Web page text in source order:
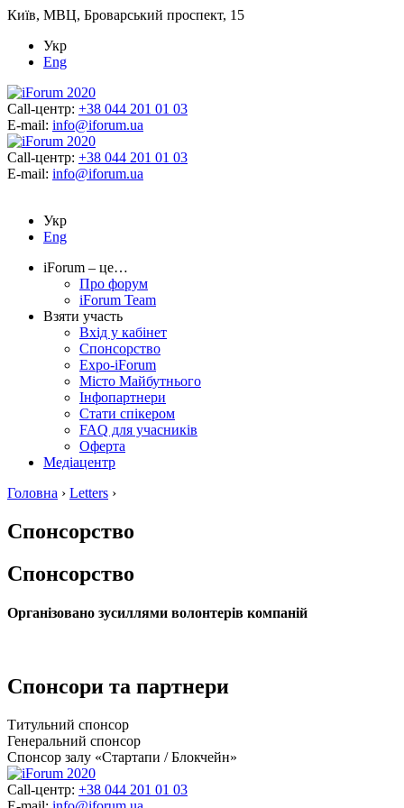
Київ, МВЦ, Броварський проспект, 15
Укр
Eng
Call-центр: +38 044 201 01 03
E-mail: info@iforum.ua
Call-центр: +38 044 201 01 03
E-mail: info@iforum.ua
Укр
Eng
iForum – це…
Про форум
iForum Team
Взяти участь
Вхід у кабінет
Спонсорство
Expo-iForum
Місто Майбутнього
Інфопартнери
Стати спікером
FAQ для учасників
Оферта
Медіацентр
Головна › Letters ›
Спонсорство
Спонсорство
Організовано зусиллями волонтерів компаній
Спонсори та партнери
Титульний спонсор
Генеральний спонсор
Спонсор залу «Стартапи / Блокчейн»
Call-центр: +38 044 201 01 03